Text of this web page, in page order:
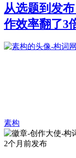
从选题到发
作效率翻了3
素构
2个月前发布